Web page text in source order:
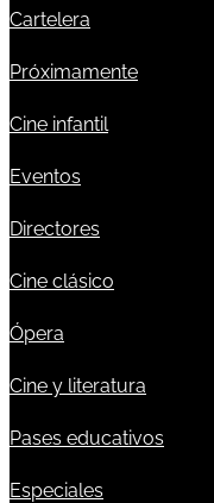
Cartelera
Próximamente
Cine infantil
Eventos
Directores
Cine clásico
Ópera
Cine y literatura
Pases educativos
Especiales